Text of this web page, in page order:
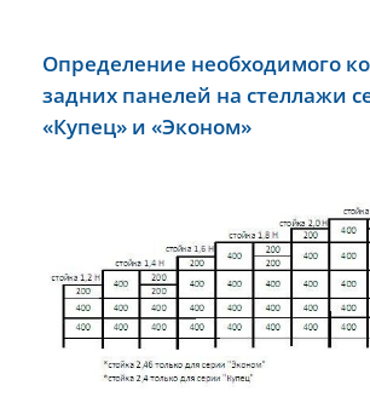
Определение необходимого
задних панелей на стеллажи
«Купец» и «Эконом»